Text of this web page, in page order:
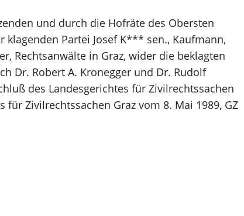
und durch die Hofräte des Obersten
klagenden Partei Josef K*** sen., Kaufmann,
Rechtsanwälte in Graz, wider die beklagten
Dr. Robert A. Kronegger und Dr. Rudolf
des Landesgerichtes für Zivilrechtssachen
Zivilrechtssachen Graz vom 8. Mai 1989, GZ